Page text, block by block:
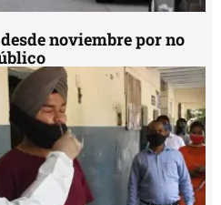
noviembre por no